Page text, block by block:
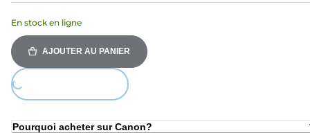
En stock en ligne
AJOUTER AU PANIER
Loading...
Pourquoi acheter sur Canon?